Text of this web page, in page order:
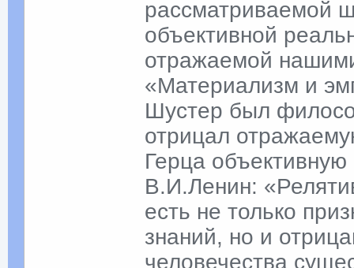
рассматриваемой
объективной
отражаемой
«Материализм и
Шустер был
отрицал
Герца объективную
В.И.Ленин:
есть не только
знаний, но и
человечества